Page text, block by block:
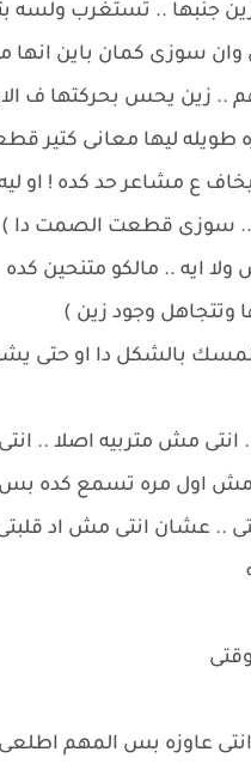
زين جنبها .. تستغرب
سوزى كمان باين
.. زين يحس بحركتها ف
ليها معانى كتير
ع مشاعر حد كده ! او
.. سوزى قطعت الصمت دا )
ايه .. مالكو متنحين كده
وتتجاهل وجود زين )
بالشكل دا او حتى
انتى مش متربيه اصلا ..
مش اول مره تسمع كده بس
.. عشان انتى مش اد
عاوزه بس المهم